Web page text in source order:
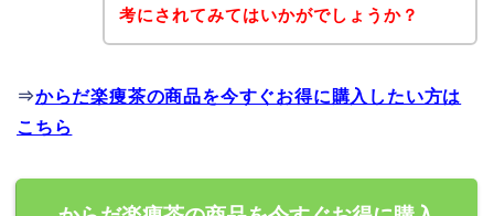
考にされてみてはいかがでしょうか？
⇒からだ楽痩茶の商品を今すぐお得に購入したい方は
こちら